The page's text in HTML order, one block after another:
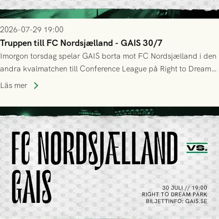
2026-07-29 19:00
Truppen till FC Nordsjælland - GAIS 30/7
Imorgon torsdag spelar GAIS borta mot FC Nordsjælland i den
andra kvalmatchen till Conference League på Right to Dream
Park! Fredrik Holmberg och ledarstaben har tagit ut följande
Läs mer